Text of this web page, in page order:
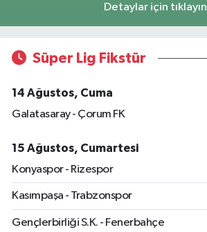
Detaylar için tıklayın
Süper Lig Fikstür
14 Ağustos, Cuma
Galatasaray - Çorum FK
15 Ağustos, Cumartesi
Konyaspor - Rizespor
Kasımpaşa - Trabzonspor
Gençlerbirliği S.K. - Fenerbahçe